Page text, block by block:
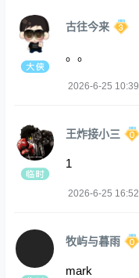
古往今来
。。
2026-6-25 10:39
王炸接小三
1
2026-6-25 16:52
牧屿与暮雨
mark